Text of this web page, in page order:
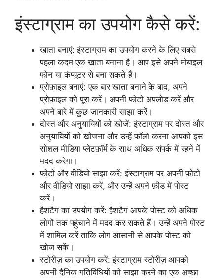
इंस्टाग्राम का उपयोग कैसे करें:
खाता बनाएं: इंस्टाग्राम का उपयोग करने के लिए सबसे
पहला कदम एक खाता बनाना है। आप इसे अपने मोबाइल
फोन या कंप्यूटर से बना सकते हैं।
प्रोफ़ाइल बनाएं: एक बार खाता बनाने के बाद, अपने
प्रोफ़ाइल को पूरा करें। अपनी फोटो अपलोड करें और
अपने बारे में कुछ जानकारी साझा करें।
दोस्त और अनुयायियों को खोजें: इंस्टाग्राम पर दोस्त और
अनुयायियों को खोजना और उन्हें फॉलो करना आपको इस
सोशल मीडिया प्लेटफ़ॉर्म के साथ अधिक संपर्क में रहने में
मदद करेगा।
फोटो और वीडियो साझा करें: इंस्टाग्राम पर अपनी फ़ोटो
और वीडियो साझा करें, और उन्हें अपने फ़ीड में पोस्ट
करें।
हैशटैग का उपयोग करें: हैशटैग आपके पोस्ट को अधिक
लोगों तक पहुंचाने में मदद कर सकते हैं। उन्हें अपने पोस्ट
में शामिल करें ताकि लोग आसानी से आपके पोस्ट को
खोज सकें।
स्टोरीज़ का उपयोग करें: इंस्टाग्राम स्टोरीज़ आपको
अपनी दैनिक गतिविधियों को साझा करने का एक अच्छा